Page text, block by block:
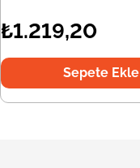
₺1.219,20
Sepete Ekle